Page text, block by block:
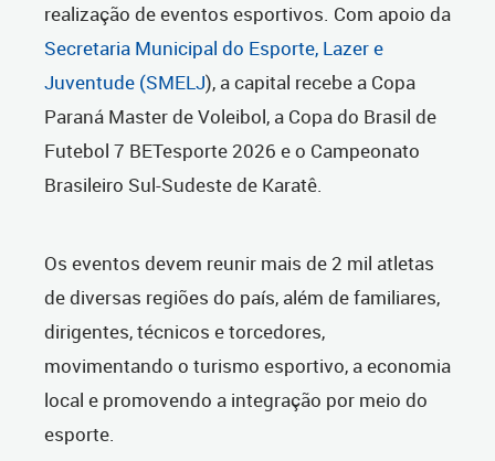
realização de eventos esportivos. Com apoio da
Secretaria Municipal do Esporte, Lazer e
Juventude (SMELJ), a capital recebe a Copa
Paraná Master de Voleibol, a Copa do Brasil de
Futebol 7 BETesporte 2026 e o Campeonato
Brasileiro Sul-Sudeste de Karatê.
Os eventos devem reunir mais de 2 mil atletas
de diversas regiões do país, além de familiares,
dirigentes, técnicos e torcedores,
movimentando o turismo esportivo, a economia
local e promovendo a integração por meio do
esporte.